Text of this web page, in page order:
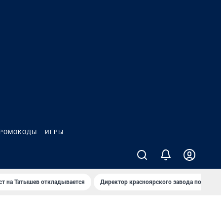
ИГРЫ
на Татышев откладывается Директор красноярского завода под